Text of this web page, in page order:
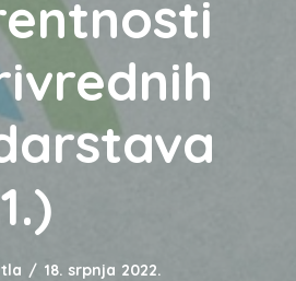
18. srpnja 2022.